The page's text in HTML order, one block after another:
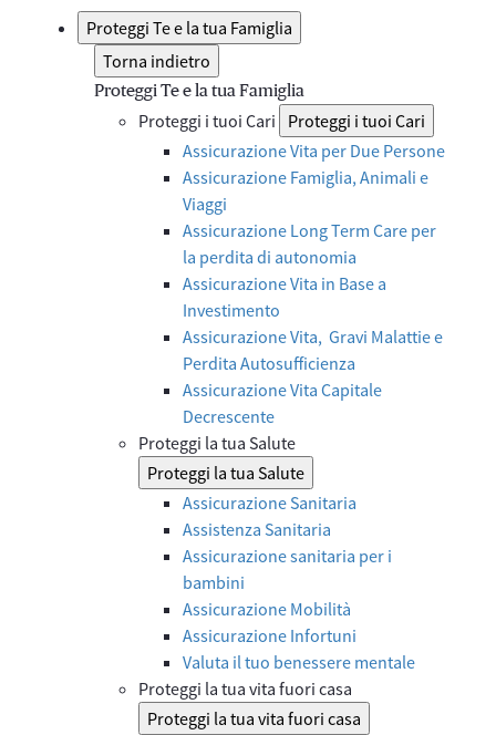
Proteggi Te e la tua Famiglia
Torna indietro
Proteggi Te e la tua Famiglia
Proteggi i tuoi Cari
Proteggi i tuoi Cari
Assicurazione Vita per Due Persone
Assicurazione Famiglia, Animali e
Viaggi
Assicurazione Long Term Care per
la perdita di autonomia
Assicurazione Vita in Base a
Investimento
Assicurazione Vita, Gravi Malattie e
Perdita Autosufficienza
Assicurazione Vita Capitale
Decrescente
Proteggi la tua Salute
Proteggi la tua Salute
Assicurazione Sanitaria
Assistenza Sanitaria
Assicurazione sanitaria per i
bambini
Assicurazione Mobilità
Assicurazione Infortuni
Valuta il tuo benessere mentale
Proteggi la tua vita fuori casa
Proteggi la tua vita fuori casa